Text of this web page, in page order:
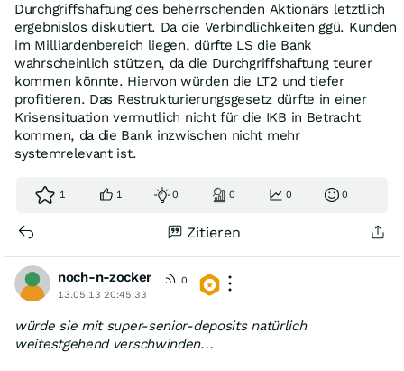
Durchgriffshaftung des beherrschenden Aktionärs letztlich
ergebnislos diskutiert. Da die Verbindlichkeiten ggü. Kunden
im Milliardenbereich liegen, dürfte LS die Bank
wahrscheinlich stützen, da die Durchgriffshaftung teurer
kommen könnte. Hiervon würden die LT2 und tiefer
profitieren. Das Restrukturierungsgesetz dürfte in einer
Krisensituation vermutlich nicht für die IKB in Betracht
kommen, da die Bank inzwischen nicht mehr
systemrelevant ist.
1 1 0 0 0 0
Zitieren
noch-n-zocker
0
13.05.13 20:45:33
würde sie mit super-senior-deposits natürlich
weitestgehend verschwinden...